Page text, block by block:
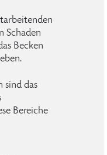
Schaden
Becken
sind das
Bereiche